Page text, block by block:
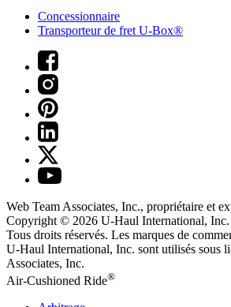
Concessionnaire
Transporteur de fret U-Box®
Web Team Associates, Inc., propriétaire et
Copyright © 2026 U-Haul International, Inc.
Tous droits réservés. Les marques de
U-Haul International, Inc. sont utilisés sous
Associates, Inc.
Air-Cushioned Ride®